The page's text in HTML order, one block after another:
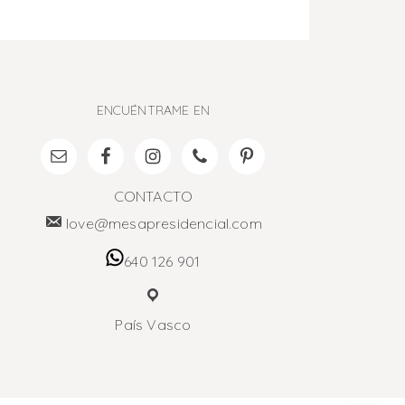
ENCUÉNTRAME EN
CONTACTO
love@mesapresidencial.com
640 126 901
País Vasco